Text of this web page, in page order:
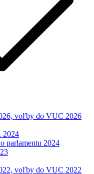
voľby do VUC 2026
2024
parlamentu 2024
voľby do VUC 2022